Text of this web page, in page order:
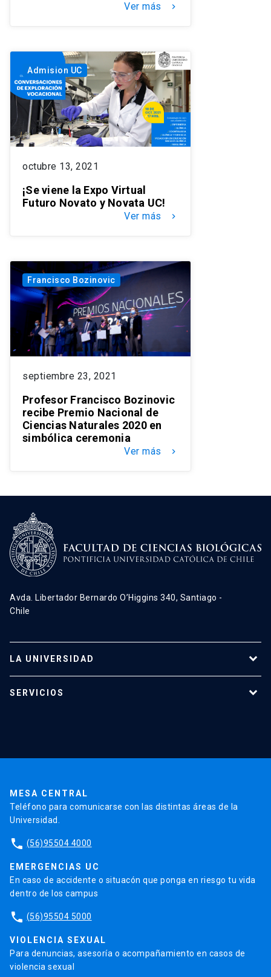
Ver más keyboard_arrow_right
Admision UC
octubre 13, 2021
¡Se viene la Expo Virtual
Futuro Novato y Novata UC!
Ver más keyboard_arrow_right
Francisco Bozinovic
septiembre 23, 2021
Profesor Francisco Bozinovic
recibe Premio Nacional de
Ciencias Naturales 2020 en
simbólica ceremonia
Ver más keyboard_arrow_right
Avda. Libertador Bernardo O’Higgins 340, Santiago -
Chile
LA UNIVERSIDAD
Investigación
SERVICIOS
MESA CENTRAL
Teléfono para comunicarse con las distintas áreas de la
Universidad.
phone (56)95504 4000
EMERGENCIAS UC
En caso de accidente o situacón que ponga en riesgo tu vida
dentro de los campus
phone (56)95504 5000
VIOLENCIA SEXUAL
Para denuncias, asesoría o acompañamiento en casos de
violencia sexual